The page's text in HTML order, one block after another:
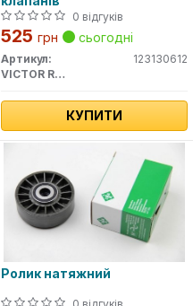
0 відгуків
525 грн сьогодні
Артикул:
123130612
VICTOR REINZ
КУПИТИ
Ролик натяжний